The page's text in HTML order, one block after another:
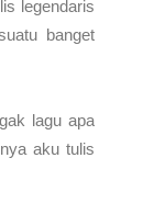
legendaris
banget
lagu apa
aku tulis